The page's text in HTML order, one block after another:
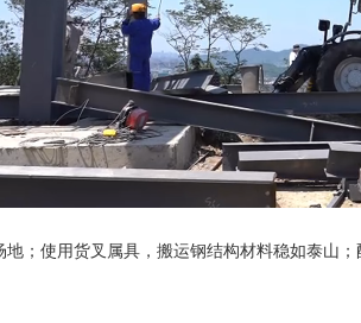
；使用货叉属具，搬运钢结构材料稳如泰山